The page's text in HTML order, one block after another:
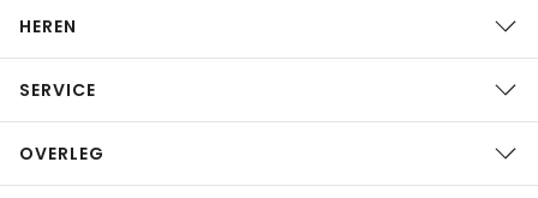
HEREN
SERVICE
OVERLEG